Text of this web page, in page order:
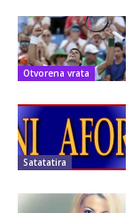
Otvorena vrata
Satatatira